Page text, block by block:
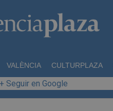
VALÈNCIA CULTURPLAZA
+ Seguir en Google